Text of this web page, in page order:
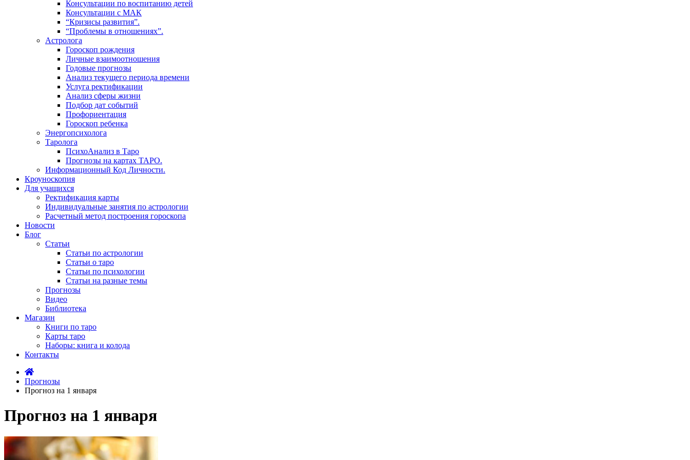
Консультации по воспитанию детей
Консультации с МАК
“Кризисы развития”.
“Проблемы в отношениях”.
Астролога
Гороскоп рождения
Личные взаимоотношения
Годовые прогнозы
Анализ текущего периода времени
Услуга ректификации
Анализ сферы жизни
Подбор дат событий
Профориентация
Гороскоп ребенка
Энергопсихолога
Таролога
ПсихоАнализ в Таро
Прогнозы на картах ТАРО.
Информационный Код Личности.
Кроуноскопия
Для учащихся
Ректификация карты
Индивидуальные занятия по астрологии
Расчетный метод построения гороскопа
Новости
Блог
Статьи
Статьи по астрологии
Статьи о таро
Статьи по психологии
Статьи на разные темы
Прогнозы
Видео
Библиотека
Магазин
Книги по таро
Карты таро
Наборы: книга и колода
Контакты
Прогнозы
Прогноз на 1 января
Прогноз на 1 января